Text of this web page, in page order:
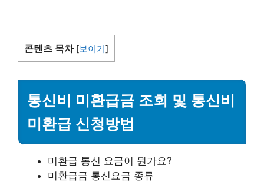
콘텐츠 목차 [보이기]
통신비 미환급금 조회 및 통신비
미환급 신청방법
미환급 통신 요금이 뭔가요?
미환급금 통신요금 종류